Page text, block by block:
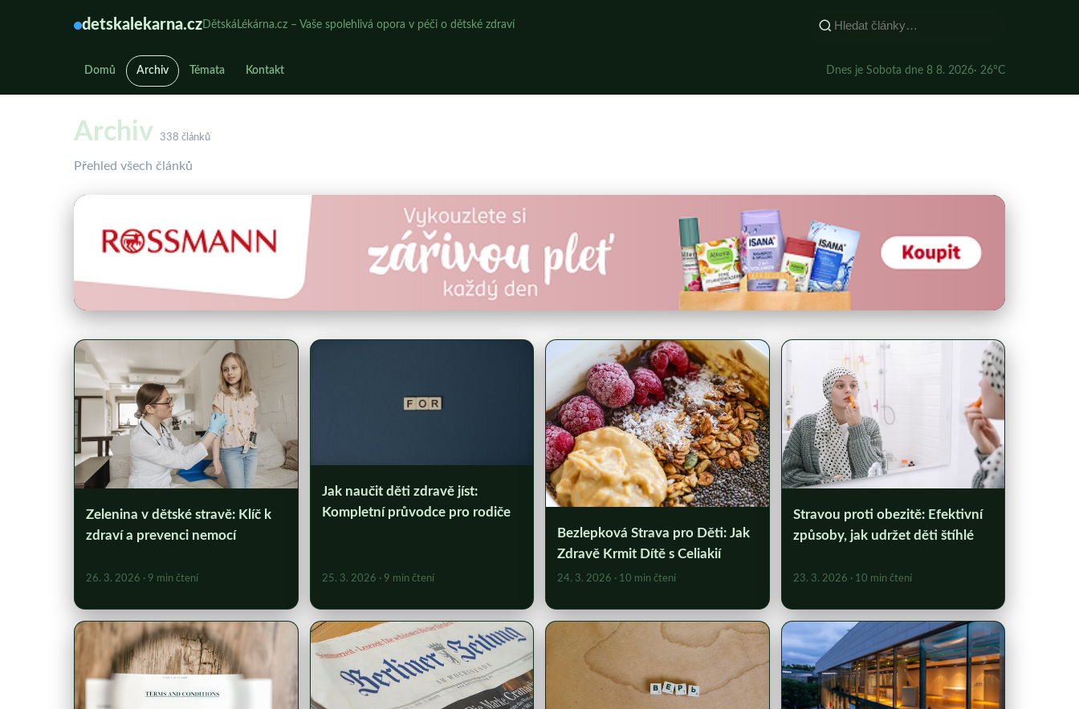
detskalekarna.czDětskáLékárna.cz – Vaše spolehlivá opora v péči o dětské zdraví
Domů Archiv Témata Kontakt Dnes je Sobota dne 8 8. 2026· 26°C
Archiv 338 článků
Přehled všech článků
Zelenina v dětské stravě: Klíč k
zdraví a prevenci nemocí
26. 3. 2026 · 9 min čtení
Jak naučit děti zdravě jíst:
Kompletní průvodce pro rodiče
25. 3. 2026 · 9 min čtení
Bezlepková Strava pro Děti: Jak
Zdravě Krmit Dítě s Celiakií
24. 3. 2026 · 10 min čtení
Stravou proti obezitě: Efektivní
způsoby, jak udržet děti štíhlé
23. 3. 2026 · 10 min čtení